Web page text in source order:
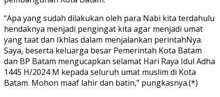
“Apa yang sudah dilakukan oleh para Nabi kita terdahulu
hendaknya menjadi pengingat kita agar menjadi umat
yang taat dan Ikhlas dalam menjalankan perintahNya.
Saya, beserta keluarga besar Pemerintah Kota Batam
dan BP Batam mengucapkan selamat Hari Raya Idul Adha
1445 H/2024 M kepada seluruh umat muslim di Kota
Batam. Mohon maaf lahir dan batin,” pungkasnya.(*)